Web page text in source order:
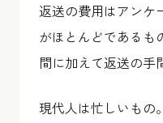
返送の費用はアンケ
がほとんどであるも
間に加えて返送の手
現代人は忙しいもの